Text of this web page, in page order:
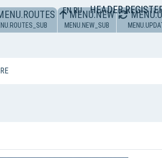
ENRU
MENU.NEW
MENU.NEW_SUB